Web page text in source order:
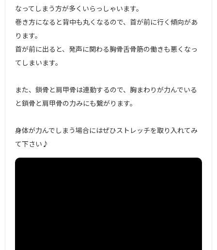
なってしまう方が多くいらっしゃいます。
巻き方になると背中も丸くなるので、首が前に行く傾向があ
ります。
首が前に出ると、発声に関わる胸骨舌骨筋の働きも悪くなっ
てしまいます。
また、鎖骨と肩甲骨は連動するので、胸まわりが力んでいる
と鎖骨と肩甲骨の力みにも繋がります。
身体が力んでしまう場合にはぜひストレッチを取り入れてみ
て下さい♪